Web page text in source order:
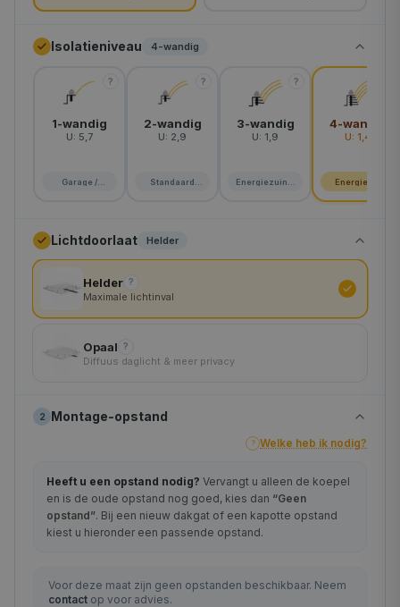
rond-160
rond-180
rond-200
Isolatieniveau 4-wandig
?
1-wandig
U: 5,7
Garage /
?
2-wandig
U: 2,9
Standaard
?
3-wandig
U: 1,9
Energiezuinig
4-wandig
U: 1,4
Energie A+
Lichtdoorlaat Helder
Helder ?
Maximale lichtinval
Opaal ?
Diffuus daglicht & meer privacy
2 Montage-opstand
? Welke heb ik nodig?
Heeft u een opstand nodig? Vervangt u alleen de koepel
en is de oude opstand nog goed, kies dan “Geen
opstand”. Bij een nieuw dakgat of een kapotte opstand
kiest u hieronder een passende opstand.
Voor deze maat zijn geen opstanden beschikbaar. Neem
contact op voor advies.